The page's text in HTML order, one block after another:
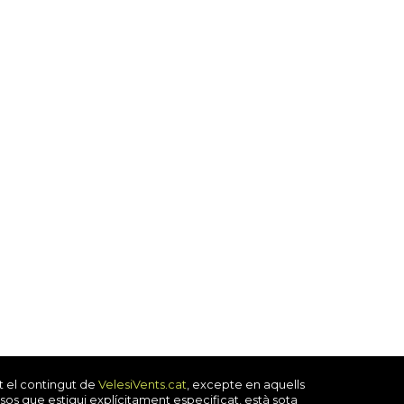
el contingut de VelesiVents.cat, excepte en aquells
que estigui explícitament especificat, està sota